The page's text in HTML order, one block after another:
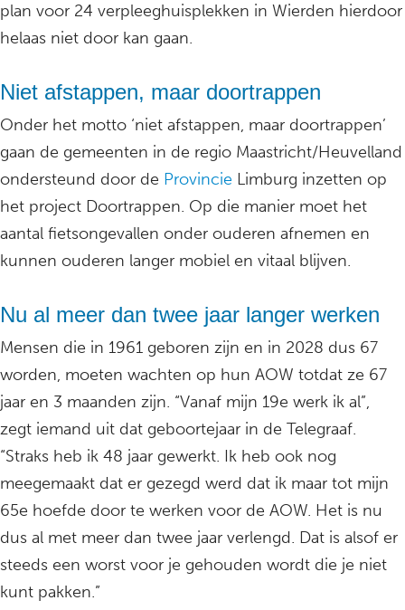
plan voor 24 verpleeghuisplekken in Wierden hierdoor
helaas niet door kan gaan.
Niet afstappen, maar doortrappen
Onder het motto ‘niet afstappen, maar doortrappen’
gaan de gemeenten in de regio Maastricht/Heuvelland
ondersteund door de Provincie Limburg inzetten op
het project Doortrappen. Op die manier moet het
aantal fietsongevallen onder ouderen afnemen en
kunnen ouderen langer mobiel en vitaal blijven.
Nu al meer dan twee jaar langer werken
Mensen die in 1961 geboren zijn en in 2028 dus 67
worden, moeten wachten op hun AOW totdat ze 67
jaar en 3 maanden zijn. “Vanaf mijn 19e werk ik al”,
zegt iemand uit dat geboortejaar in de Telegraaf.
“Straks heb ik 48 jaar gewerkt. Ik heb ook nog
meegemaakt dat er gezegd werd dat ik maar tot mijn
65e hoefde door te werken voor de AOW. Het is nu
dus al met meer dan twee jaar verlengd. Dat is alsof er
steeds een worst voor je gehouden wordt die je niet
kunt pakken.”